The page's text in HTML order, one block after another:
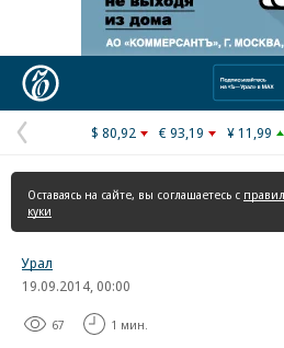
Предыдущая
страница
$ 80,92 € 93,19 ¥ 11,99
Оставаясь на сайте, вы соглашаетесь с
куки
Урал
19.09.2014, 00:00
67 1 мин.